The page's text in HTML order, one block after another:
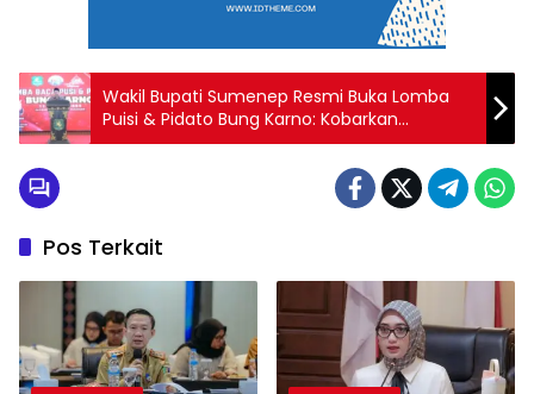
Wakil Bupati Sumenep Resmi Buka Lomba
Puisi & Pidato Bung Karno: Kobarkan
Semangat Kebangsaan!
Pos Terkait